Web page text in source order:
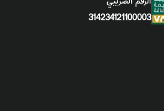
314234121100003